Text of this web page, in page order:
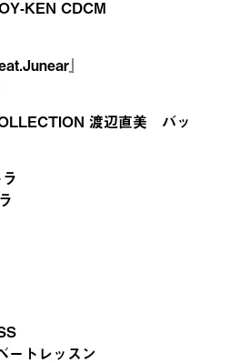
KEN CDCM
』
渡辺直美 バッ
ートレッスン